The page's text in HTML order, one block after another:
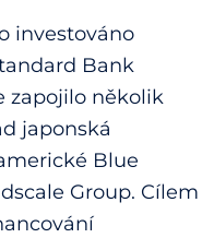
investováno
Bank
zapojilo několik
japonská
Blue
Group. Cílem